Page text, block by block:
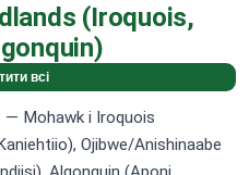
(Iroquois,
всі
— Mohawk і Iroquois
Ojibwe/Anishinaabe